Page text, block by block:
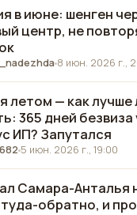
в июне: шенген
центр, не
8 июн. 2026 г.,
летом — как лучше
365 дней
ИП? Запутался
5 июн. 2026 г., 19:00
Самара-Анталья
туда-обратно, и про